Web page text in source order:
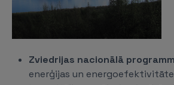
Zviedrijas nacionālā
enerģijas un